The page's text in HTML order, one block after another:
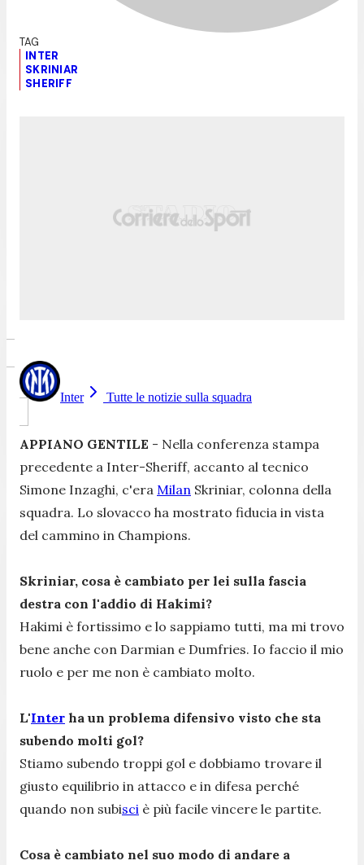
INTER
SKRINIAR
SHERIFF
Inter Tutte le notizie sulla squadra
APPIANO GENTILE - Nella conferenza stampa
precedente a Inter-Sheriff, accanto al tecnico
Simone Inzaghi, c'era Milan Skriniar, colonna della
squadra. Lo slovacco ha mostrato fiducia in vista
del cammino in Champions.
Skriniar, cosa è cambiato per lei sulla fascia
destra con l'addio di Hakimi?
Hakimi è fortissimo e lo sappiamo tutti, ma mi trovo
bene anche con Darmian e Dumfries. Io faccio il mio
ruolo e per me non è cambiato molto.
L'Inter ha un problema difensivo visto che sta
subendo molti gol?
Stiamo subendo troppi gol e dobbiamo trovare il
giusto equilibrio in attacco e in difesa perché
quando non subisci è più facile vincere le partite.
Cosa è cambiato nel suo modo di andare a